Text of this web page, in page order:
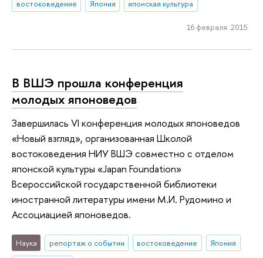
востоковедение Япония японская культура
16 февраля 2015
В ВШЭ прошла конференция
молодых японоведов
Завершилась VI конференция молодых японоведов
«Новый взгляд», организованная Школой
востоковедения НИУ ВШЭ совместно с отделом
японской культуры «Japan Foundation»
Всероссийской государственной библиотеки
иностранной литературы имени М.И. Рудомино и
Ассоциацией японоведов.
Наука репортаж о событии востоковедение
Япония